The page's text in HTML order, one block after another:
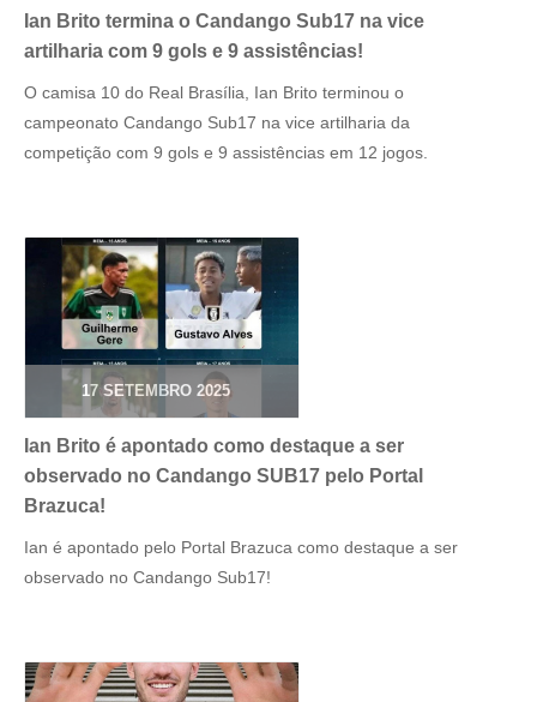
Ian Brito termina o Candango Sub17 na vice
artilharia com 9 gols e 9 assistências!
O camisa 10 do Real Brasília, Ian Brito terminou o
campeonato Candango Sub17 na vice artilharia da
competição com 9 gols e 9 assistências em 12 jogos.
17 SETEMBRO 2025
Ian Brito é apontado como destaque a ser
observado no Candango SUB17 pelo Portal
Brazuca!
Ian é apontado pelo Portal Brazuca como destaque a ser
observado no Candango Sub17!